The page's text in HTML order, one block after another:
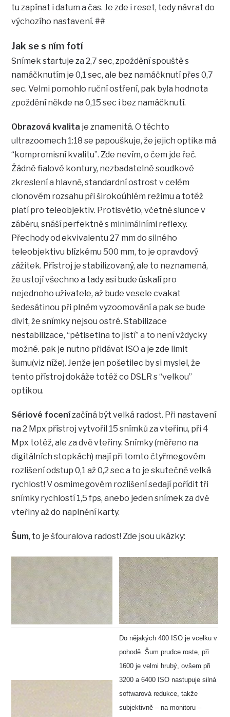
tu zapínat i datum a čas. Je zde i reset, tedy návrat do
výchozího nastavení. ##
Jak se s ním fotí
Snímek startuje za 2,7 sec, zpoždění spouště s
namáčknutím je 0,1 sec, ale bez namáčknutí přes 0,7
sec. Velmi pomohlo ruční ostření, pak byla hodnota
zpoždění někde na 0,15 sec i bez namáčknutí.
Obrazová kvalita je znamenitá. O těchto
ultrazoomech 1:18 se papouškuje, že jejich optika má
“kompromisní kvalitu”. Zde nevím, o čem jde řeč.
Žádné fialové kontury, nezbadatelné soudkové
zkreslení a hlavně, standardní ostrost v celém
clonovém rozsahu při širokoúhlém režimu a totéž
platí pro teleobjektiv. Protisvětlo, včetně slunce v
záběru, snáší perfektně s minimálními reflexy.
Přechody od ekvivalentu 27 mm do silného
teleobjektivu blízkému 500 mm, to je opravdový
zážitek. Přístroj je stabilizovaný, ale to neznamená,
že ustojí všechno a tady asi bude úskalí pro
nejednoho uživatele, až bude vesele cvakat
šedesátinou při plném vyzoomování a pak se bude
divit, že snímky nejsou ostré. Stabilizace
nestabilizace, “pětisetina to jistí” a to není vždycky
možné. pak je nutno přidávat ISO a je zde limit
šumu(viz níže). Jenže jen pošetilec by si myslel, že
tento přístroj dokáže totéž co DSLR s “velkou”
optikou.
Sériové focenízačíná být velká radost. Při nastavení
na 2 Mpx přístroj vytvořil 15 snímků za vteřinu, při 4
Mpx totéž, ale za dvě vteřiny. Snímky (měřeno na
digitálních stopkách) mají při tomto čtyřmegovém
rozlišení odstup 0,1 až 0,2 sec a to je skutečně velká
rychlost! V osmimegovém rozlišení sedají pořídit tři
snímky rychlostí 1,5 fps, anebo jeden snímek za dvě
vteřiny až do naplnění karty.
Šum, to je šťouralova radost! Zde jsou ukázky:
Do nějakých 400 ISO je vcelku v
pohodě. Šum prudce roste, při
1600 je velmi hrubý, ovšem při
3200 a 6400 ISO nastupuje silná
softwarová redukce, takže
subjektivně – na monitoru –